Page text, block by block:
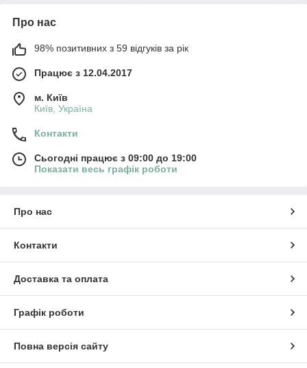
Про нас
98% позитивних з 59 відгуків за рік
Працює з 12.04.2017
м. Київ
Київ, Україна
Контакти
Сьогодні працює з 09:00 до 19:00
Показати весь графік роботи
Про нас
Контакти
Доставка та оплата
Графік роботи
Повна версія сайту